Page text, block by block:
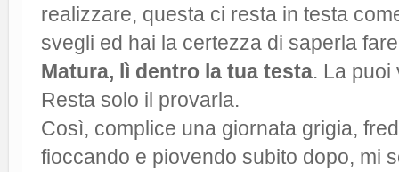
realizzare, questa ci resta in testa
svegli ed hai la certezza di saperla
Matura, lì dentro la tua testa. La puoi
Resta solo il provarla.
Così, complice una giornata grigia,
fioccando e piovendo subito dopo, mi